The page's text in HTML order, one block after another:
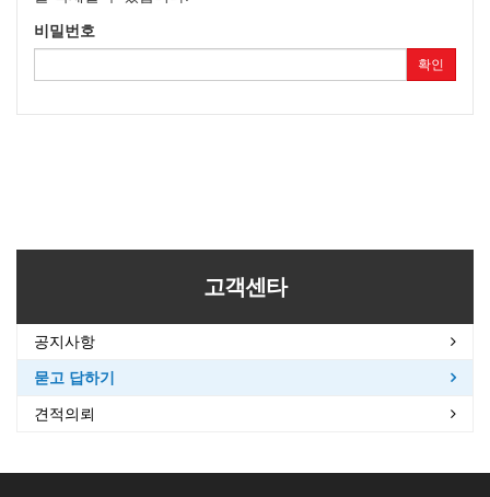
비밀번호
확인
고객센타
공지사항
묻고 답하기
견적의뢰